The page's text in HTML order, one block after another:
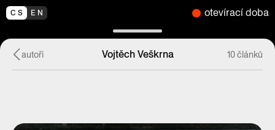
CS EN otevírací doba
autoři Vojtěch Veškrna 10 článků